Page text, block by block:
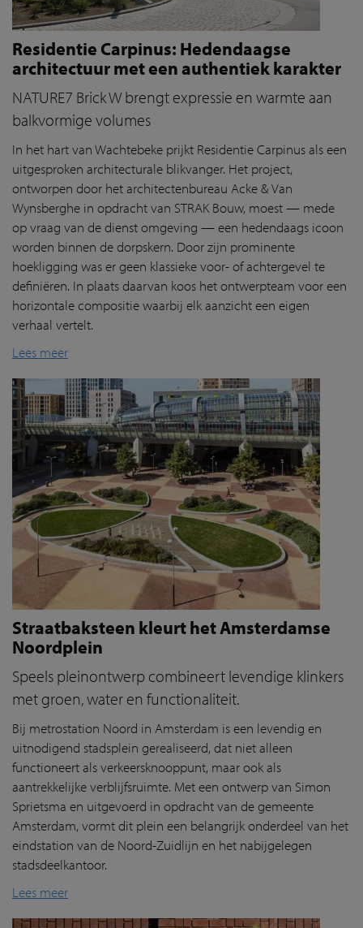
Residentie Carpinus: Hedendaagse
architectuur met een authentiek karakter
NATURE7 Brick W brengt expressie en warmte aan
balkvormige volumes
In het hart van Wachtebeke prijkt Residentie Carpinus als een
uitgesproken architecturale blikvanger. Het project,
ontworpen door het architectenbureau Acke & Van
Wynsberghe in opdracht van STRAK Bouw, moest — mede
op vraag van de dienst omgeving — een hedendaags icoon
worden binnen de dorpskern. Door zijn prominente
hoekligging was er geen klassieke voor- of achtergevel te
definiëren. In plaats daarvan koos het ontwerpteam voor een
horizontale compositie waarbij elk aanzicht een eigen
verhaal vertelt.
Lees meer
Straatbaksteen kleurt het Amsterdamse
Noordplein
Speels pleinontwerp combineert levendige klinkers
met groen, water en functionaliteit.
Bij metrostation Noord in Amsterdam is een levendig en
uitnodigend stadsplein gerealiseerd, dat niet alleen
functioneert als verkeersknooppunt, maar ook als
aantrekkelijke verblijfsruimte. Met een ontwerp van Simon
Sprietsma en uitgevoerd in opdracht van de gemeente
Amsterdam, vormt dit plein een belangrijk onderdeel van het
eindstation van de Noord-Zuidlijn en het nabijgelegen
stadsdeelkantoor.
Lees meer